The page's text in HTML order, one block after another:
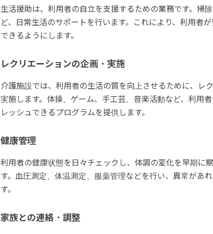
生活援助は、利用者の自立を支援するための業務です。掃
ど、日常生活のサポートを行います。これにより、利用者
できるようにします。
レクリエーションの企画・実施
介護施設では、利用者の生活の質を向上させるために、レ
実施します。体操、ゲーム、手工芸、音楽活動など、利用
レッシュできるプログラムを提供します。
健康管理
利用者の健康状態を日々チェックし、体調の変化を早期に
す。血圧測定、体温測定、服薬管理などを行い、異常があ
す。
家族との連絡・調整